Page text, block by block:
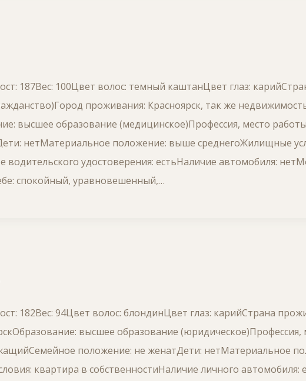
187Вес: 100Цвет волос: темный каштанЦвет глаз:
проживания: Красноярск, так же
высшее образование (медицинское)Профессия, место
нетМатериальное положение: выше среднегоЖилищные
водительского удостоверения: естьНаличие автомобиля:
спокойный, уравновешенный,…
182Вес: 94Цвет волос: блондинЦвет глаз: карийСтрана
высшее образование (юридическое)Профессия,
положение: не женатДети: нетМатериальное
квартира в собственностиНаличие личного автомобиля: